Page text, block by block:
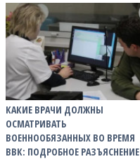
КАКИЕ ВРАЧИ ДОЛЖНЫ
ОСМАТРИВАТЬ
ВОЕННООБЯЗАННЫХ ВО ВРЕМЯ
ВВК: ПОДРОБНОЕ РАЗЪЯСНЕНИЕ